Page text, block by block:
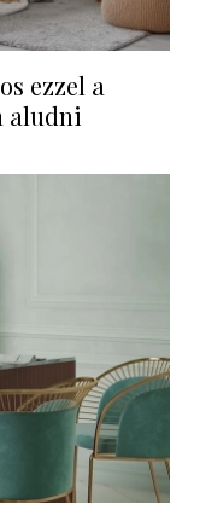
ezzel a
aludni